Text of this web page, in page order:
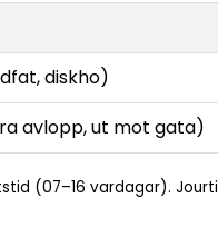
diskho)
avlopp, ut mot gata)
(07–16 vardagar).